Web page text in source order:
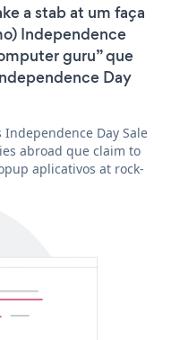
a stab at um faça
Independence
guru” que
Day
Day Sale
abroad que claim to
aplicativos at rock-